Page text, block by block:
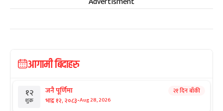
आगामी बिदाहरु
१२
शुक्र
जनै पूर्णिमा
भाद्र १२, २०८३-Aug 28, 2026
२१ दिन बाँकी